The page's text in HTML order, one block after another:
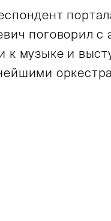
поговорил с
к музыке и
белое